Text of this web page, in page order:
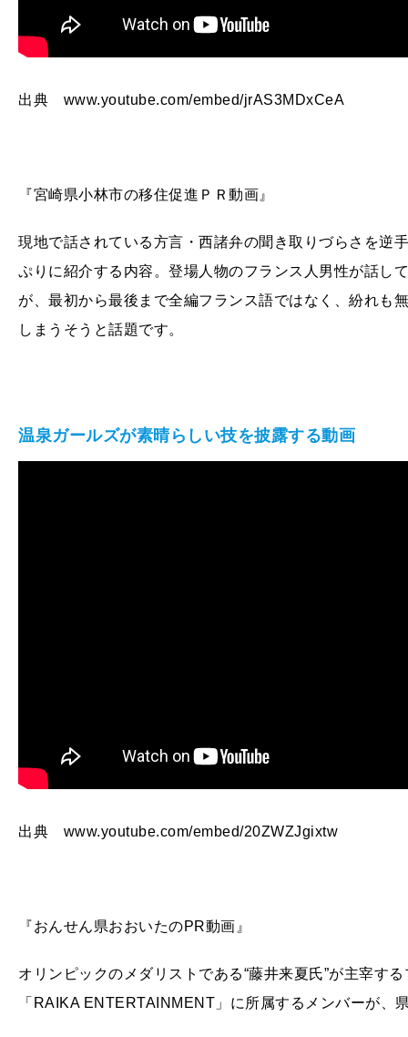
出典 www.youtube.com/embed/jrAS3MDxCeA
『宮崎県小林市の移住促進ＰＲ動画』
現地で話されている方言・西諸弁の聞き取りづらさを逆
ぷりに紹介する内容。登場人物のフランス人男性が話し
が、最初から最後まで全編フランス語ではなく、紛れも
しまうそうと話題です。
温泉ガールズが素晴らしい技を披露する動画
出典 www.youtube.com/embed/20ZWZJgixtw
『おんせん県おおいたのPR動画』
オリンピックのメダリストである“藤井来夏氏”が主宰す
「RAIKA ENTERTAINMENT」に所属するメンバーが、